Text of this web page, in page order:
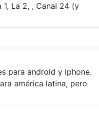
La 2, , Canal 24 (y
para android y iphone.
américa latina, pero